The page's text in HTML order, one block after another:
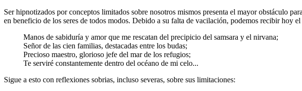
Ser hipnotizados por conceptos limitados sobre nosotros mismos presenta el mayor obstáculo
en beneficio de los seres de todos modos. Debido a su falta de vacilación, podemos recibir hoy
Manos de sabiduría y amor que me rescatan del precipicio del samsara y el nirvana;
Señor de las cien familias, destacadas entre los budas;
Precioso maestro, glorioso jefe del mar de los refugios;
Te serviré constantemente dentro del océano de mi celo...
Sigue a esto con reflexiones sobrias, incluso severas, sobre sus limitaciones: